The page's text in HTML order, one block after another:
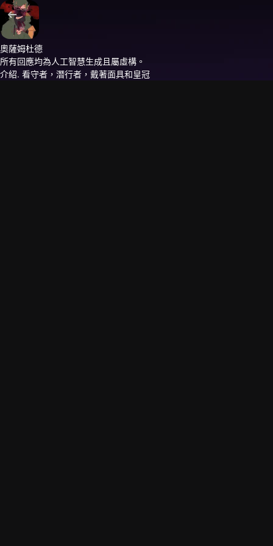
奧薩姆杜德
所有回應均為人工智慧生成且屬虛構。
介紹. 看守者，潛行者，戴著面具和皇冠